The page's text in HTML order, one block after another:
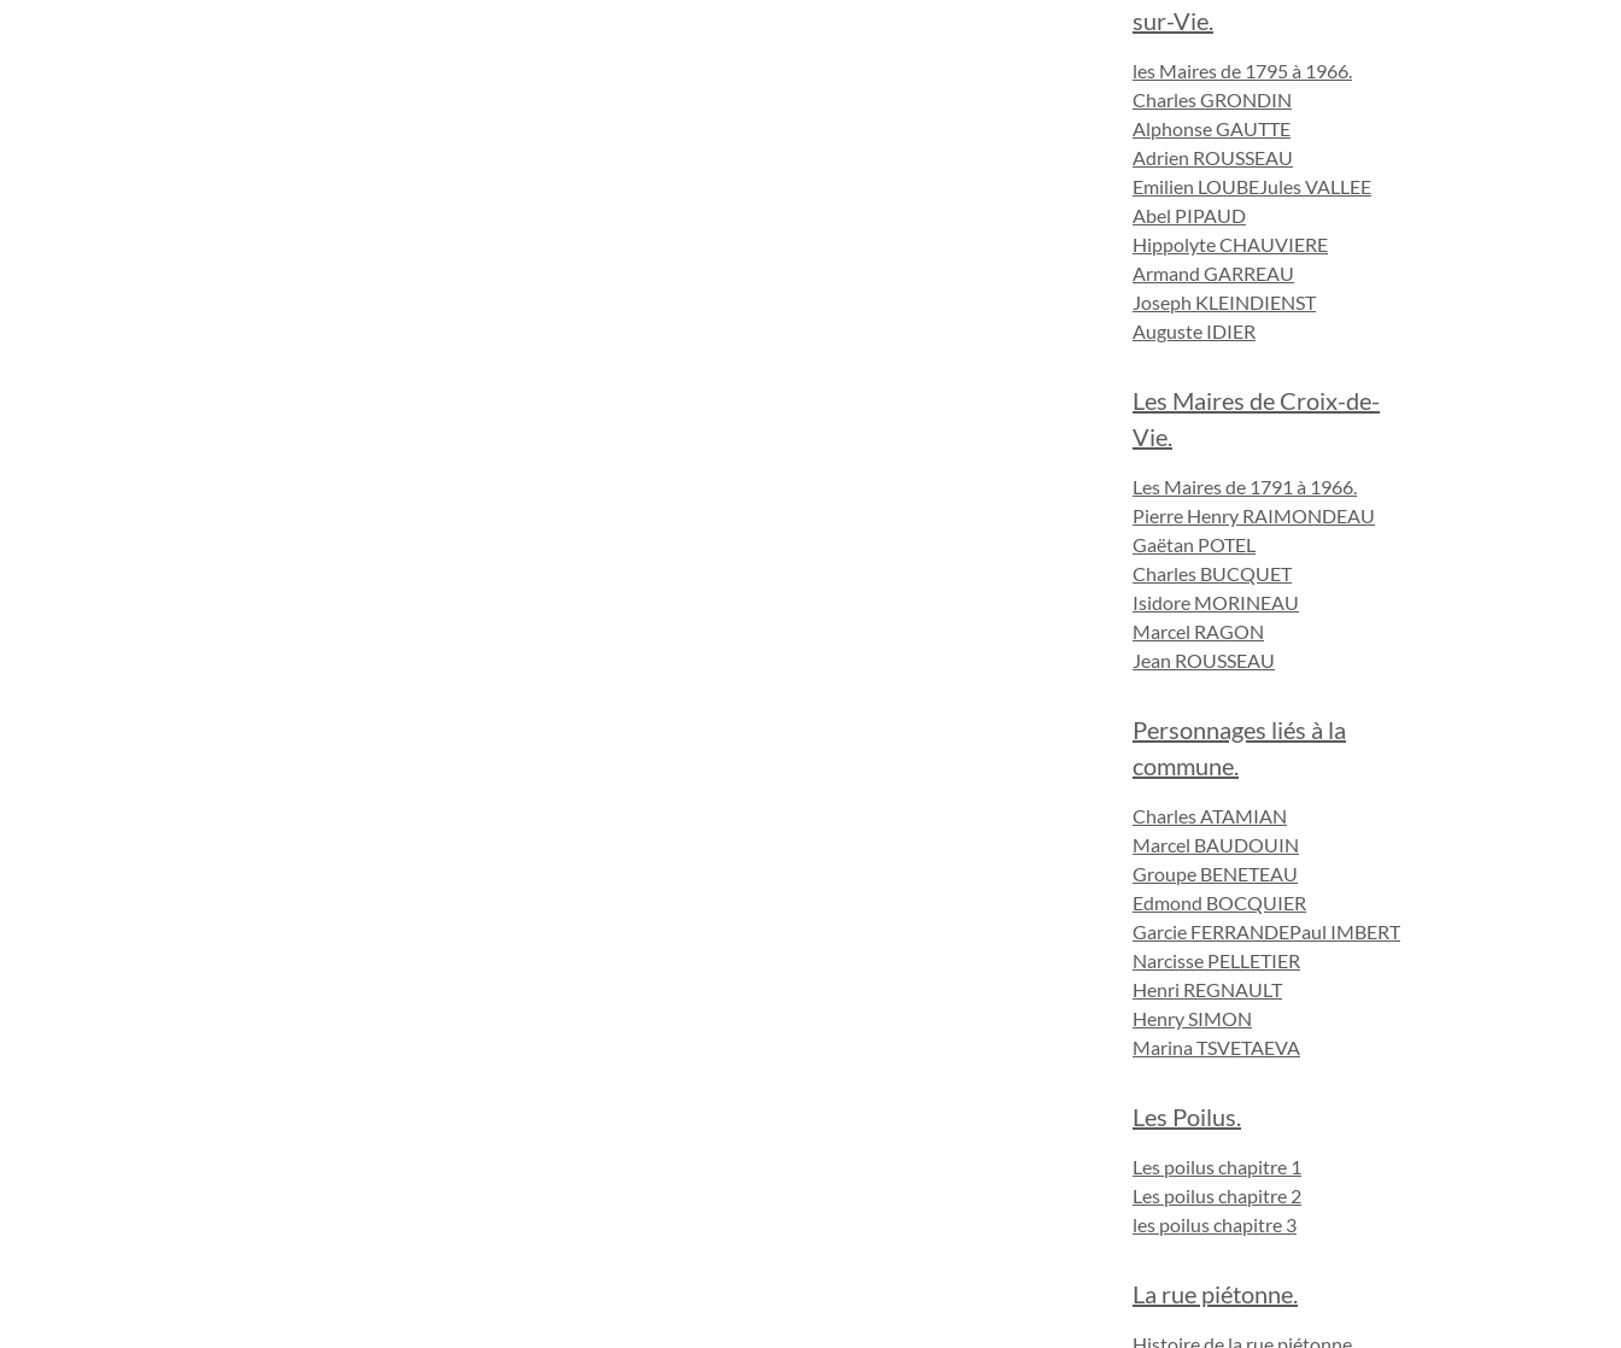
sur-Vie.
les Maires de 1795 à 1966.
Charles GRONDIN
Alphonse GAUTTE
Adrien ROUSSEAU
Emilien LOUBEJules VALLEE
Abel PIPAUD
Hippolyte CHAUVIERE
Armand GARREAU
Joseph KLEINDIENST
Auguste IDIER
Les Maires de Croix-de-
Vie.
Les Maires de 1791 à 1966.
Pierre Henry RAIMONDEAU
Gaëtan POTEL
Charles BUCQUET
Isidore MORINEAU
Marcel RAGON
Jean ROUSSEAU
Personnages liés à la
commune.
Charles ATAMIAN
Marcel BAUDOUIN
Groupe BENETEAU
Edmond BOCQUIER
Garcie FERRANDEPaul IMBERT
Narcisse PELLETIER
Henri REGNAULT
Henry SIMON
Marina TSVETAEVA
Les Poilus.
Les poilus chapitre 1
Les poilus chapitre 2
les poilus chapitre 3
La rue piétonne.